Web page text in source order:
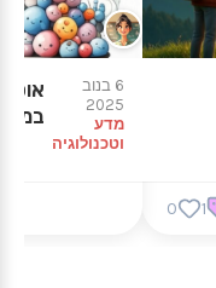
1
0
6 בנוב
2025
מדע
וטכנולוגיה